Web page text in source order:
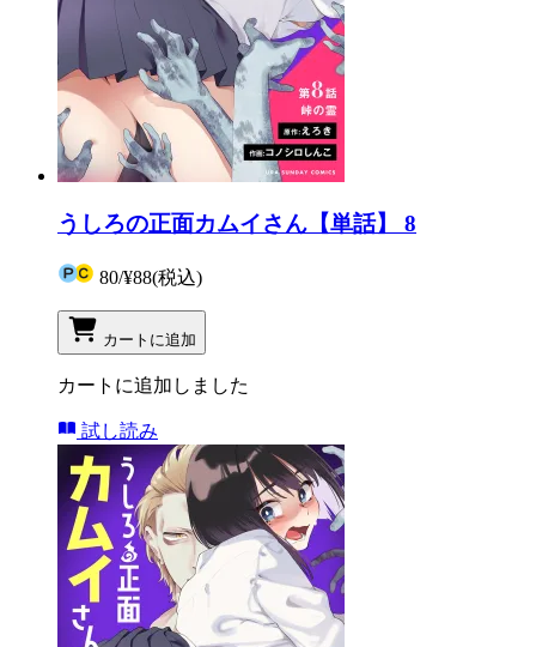
うしろの正面カムイさん【単話】 8
80/¥88(税込)
カートに追加
カートに追加しました
試し読み